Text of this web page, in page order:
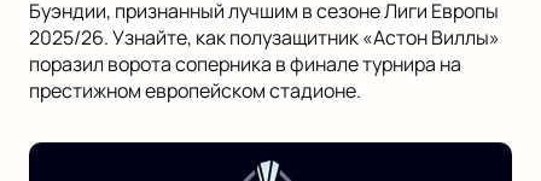
Буэндии, признанный лучшим в сезоне Лиги Европы
2025/26. Узнайте, как полузащитник «Астон Виллы»
поразил ворота соперника в финале турнира на
престижном европейском стадионе.